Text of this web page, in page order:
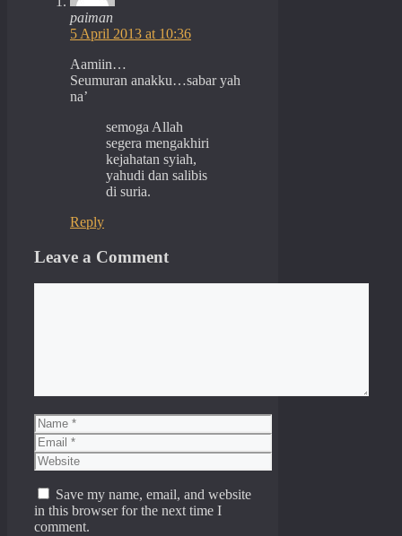
paiman
5 April 2013 at 10:36
Aamiin…
Seumuran anakku…sabar yah
na’
semoga Allah
segera mengakhiri
kejahatan syiah,
yahudi dan salibis
di suria.
Reply
Leave a Comment
Name
Email
Website
Save my name, email, and website
in this browser for the next time I
comment.